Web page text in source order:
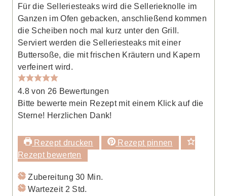
Für die Selleriesteaks wird die Sellerieknolle im
Ganzen im Ofen gebacken, anschließend kommen
die Scheiben noch mal kurz unter den Grill.
Serviert werden die Selleriesteaks mit einer
Buttersoße, die mit frischen Kräutern und Kapern
verfeinert wird.
4.8von 26 Bewertungen
Bitte bewerte mein Rezept mit einem Klick auf die
Sterne! Herzlichen Dank!
Rezept drucken
Rezept pinnen
Rezept bewerten
Zubereitung30Minuten
Min.
Wartezeit 2Stunden
Std.